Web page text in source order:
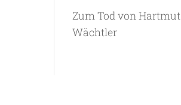
Zum Tod von Hartmut
Wächtler